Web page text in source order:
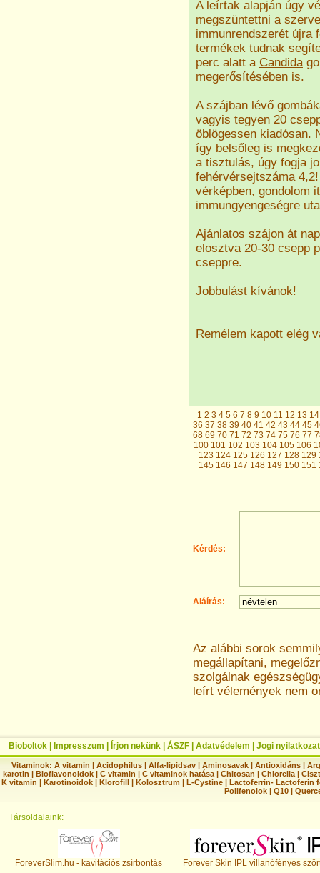
A leírtak alapján úgy
megszüntettni a
immunrendszerét újra
termékek tudnak
perc alatt a Candida
megerősítésében is.
A szájban lévő
vagyis tegyen 20
öblögessen kiadósan.
így belsőleg is
a tisztulás, úgy fogja
fehérvérsejtszáma
vérképben, gondolom
immungyengeségre
Ajánlatos szájon át
elosztva 20-30 csepp
cseppre.
Jobbulást kívánok!
Remélem kapott elég
1 2 3 4 5 6 7 8 9 10 11 12 13 14
36 37 38 39 40 41 42 43 44 45
68 69 70 71 72 73 74 75 76 77
100 101 102 103 104 105 106
123 124 125 126 127 128 129
145 146 147 148 149 150 151
Kérdés:
Aláírás:
Az alábbi sorok
megállapítani,
szolgálnak
leírt vélemények nem
Bioboltok Impresszum Írjon nekünk ÁSZF Adatvédelem Jogi nyilatkozat
Vitaminok: A vitamin |Acidophilus |Alfa-lipidsav |Aminosavak |Antioxidáns |
karotin | Bioflavonoidok | C vitamin | C vitaminok hatása | Chitosan | Chlorella |
K vitamin | Karotinoidok | Klorofill | Kolosztrum | L-Cystine | Lactoferrin- Lactoferin
Polifenolok |Q10 |
Társoldalaink:
ForeverSlim.hu - kavitációs zsírbontás Forever Skin IPL villanófényes